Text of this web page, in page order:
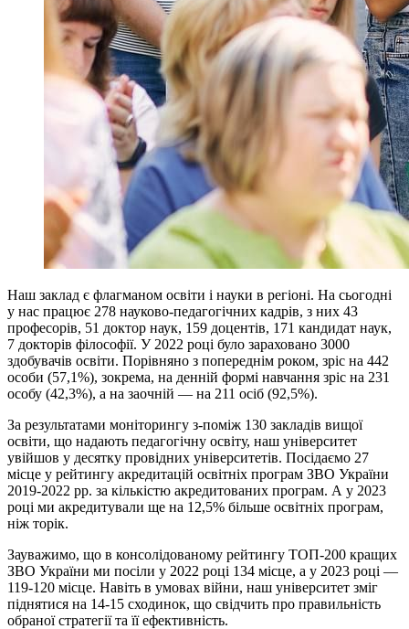
Наш заклад є флагманом освіти і науки в регіоні. На сьогодні
у нас працює 278 науково-педагогічних кадрів, з них 43
професорів, 51 доктор наук, 159 доцентів, 171 кандидат наук,
7 докторів філософії. У 2022 році було зараховано 3000
здобувачів освіти. Порівняно з попереднім роком, зріс на 442
особи (57,1%), зокрема, на денній формі навчання зріс на 231
особу (42,3%), а на заочній — на 211 осіб (92,5%).
За результатами моніторингу з-поміж 130 закладів вищої
освіти, що надають педагогічну освіту, наш університет
увійшов у десятку провідних університетів. Посідаємо 27
місце у рейтингу акредитацій освітніх програм ЗВО України
2019-2022 рр. за кількістю акредитованих програм. А у 2023
році ми акредитували ще на 12,5% більше освітніх програм,
ніж торік.
Зауважимо, що в консолідованому рейтингу ТОП-200 кращих
ЗВО України ми посіли у 2022 році 134 місце, а у 2023 році —
119-120 місце. Навіть в умовах війни, наш університет зміг
піднятися на 14-15 сходинок, що свідчить про правильність
обраної стратегії та її ефективність.